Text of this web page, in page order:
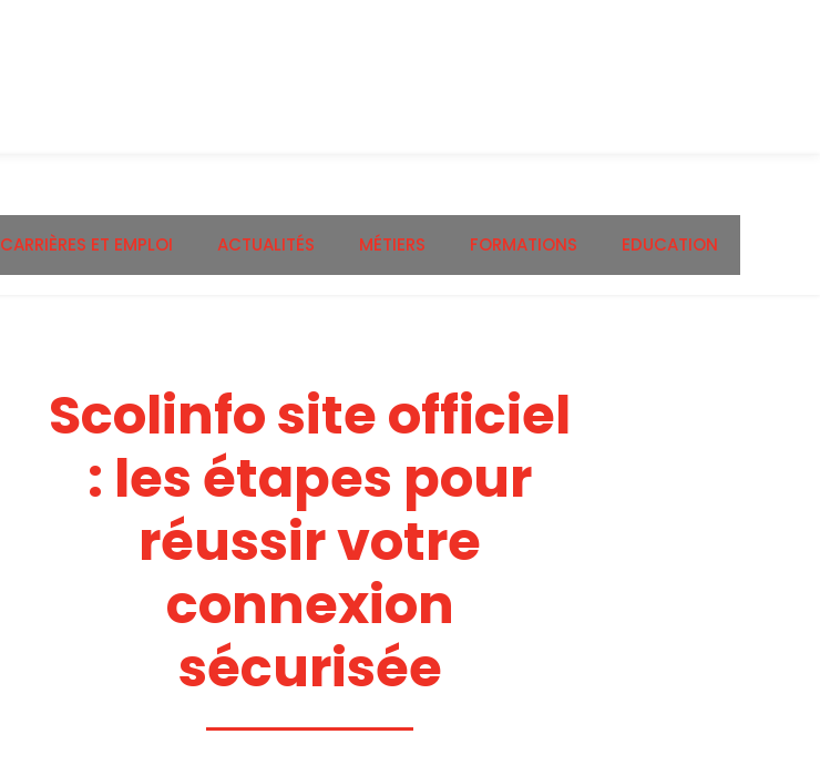
CARRIÈRES ET EMPLOI ACTUALITÉS MÉTIERS FORMATIONS EDUCATION
Scolinfo site officiel
: les étapes pour
réussir votre
connexion
sécurisée